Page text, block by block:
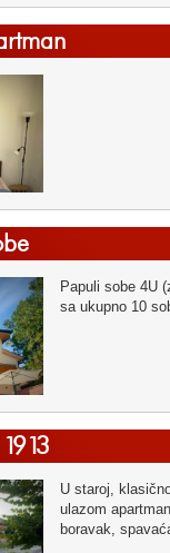
Papuli sobe 4U
sa ukupno 10
U staroj,
ulazom
boravak,